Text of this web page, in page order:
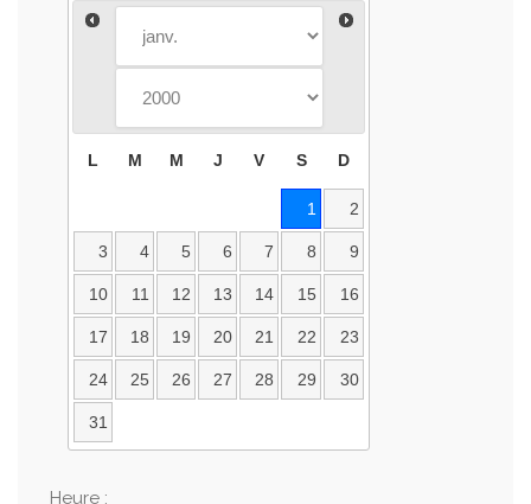
L M M J V S D
1 2
3 4 5 6 7 8 9
10 11 12 13 14 15 16
17 18 19 20 21 22 23
24 25 26 27 28 29 30
31
Heure :